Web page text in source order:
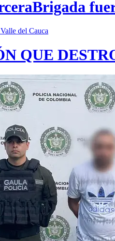
Valle del Cauca
QUE